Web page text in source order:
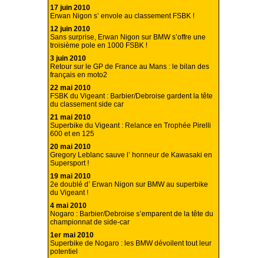
17 juin 2010
Erwan Nigon s’ envole au classement FSBK !
12 juin 2010
Sans surprise, Erwan Nigon sur BMW s’offre une
troisième pole en 1000 FSBK !
3 juin 2010
Retour sur le GP de France au Mans : le bilan des
français en moto2
22 mai 2010
FSBK du Vigeant : Barbier/Debroise gardent la tête
du classement side car
21 mai 2010
Superbike du Vigeant : Relance en Trophée Pirelli
600 et en 125
20 mai 2010
Gregory Leblanc sauve l’ honneur de Kawasaki en
Supersport !
19 mai 2010
2e doublé d’ Erwan Nigon sur BMW au superbike
du Vigeant !
4 mai 2010
Nogaro : Barbier/Debroise s’emparent de la tête du
championnat de side-car
1er mai 2010
Superbike de Nogaro : les BMW dévoilent tout leur
potentiel